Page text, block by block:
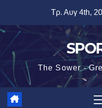
περιεχόμενο
Τρ. Αυγ 4th,
The Sower -